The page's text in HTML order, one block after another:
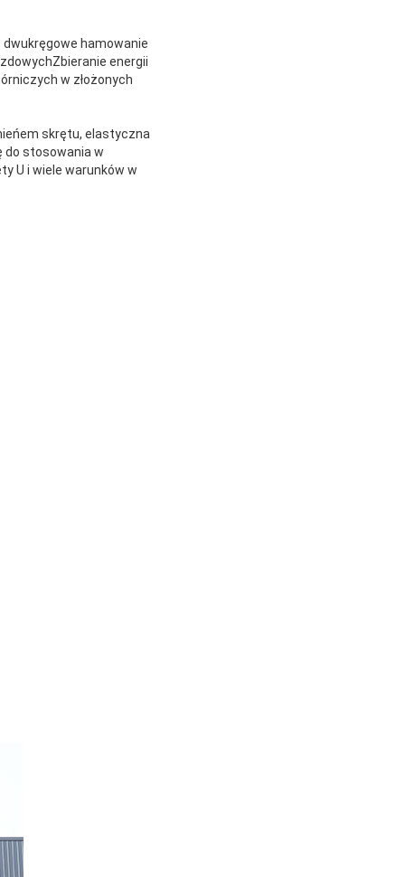
hamowanie
energii
w złożonych
skrętu, elastyczna
do stosowania w
U i wiele warunków w